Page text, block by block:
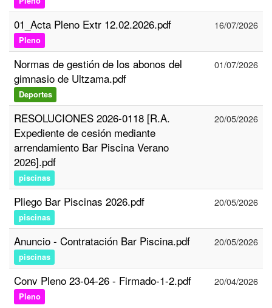
01_Acta Pleno Extr 12.02.2026.pdf
Pleno
16/07/2026
Normas de gestión de los abonos del
gimnasio de Ultzama.pdf
Deportes
01/07/2026
RESOLUCIONES 2026-0118 [R.A.
Expediente de cesión mediante
arrendamiento Bar Piscina Verano
2026].pdf
piscinas
20/05/2026
Pliego Bar Piscinas 2026.pdf
piscinas
20/05/2026
Anuncio - Contratación Bar Piscina.pdf
piscinas
20/05/2026
Conv Pleno 23-04-26 - Firmado-1-2.pdf
Pleno
20/04/2026